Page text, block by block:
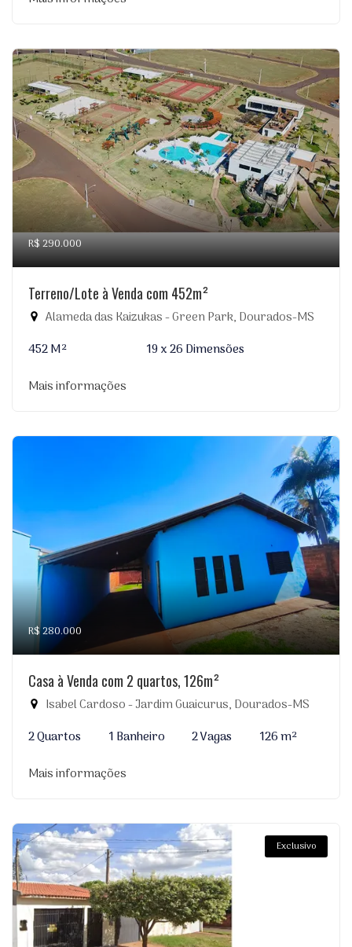
R$ 290.000
Terreno/Lote à Venda com 452m²
Alameda das Kaizukas - Green Park, Dourados-MS
452 M²
19 x 26 Dimensões
Mais informações
R$ 280.000
Casa à Venda com 2 quartos, 126m²
Isabel Cardoso - Jardim Guaicurus, Dourados-MS
2 Quartos
1 Banheiro 2 Vagas
126 m²
Mais informações
Exclusivo